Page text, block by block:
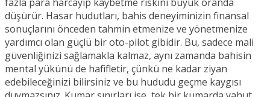
düşürür. Hasar hudutları, bahis deneyiminizin finansal
sonuçlarını önceden tahmin etmenize ve yönetmenize
yardımcı olan güçlü bir oto-pilot gibidir. Bu, sadece mali
güvenliğinizi sağlamakla kalmaz, aynı zamanda bahisin
mental yükünü de hafifletir, çünkü ne kadar ziyan
edebileceğinizi bilirsiniz ve bu hududu geçme kaygısı